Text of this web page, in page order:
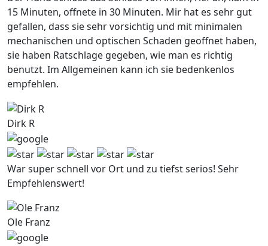
15 Minuten, offnete in 30 Minuten. Mir hat es sehr gut
gefallen, dass sie sehr vorsichtig und mit minimalen
mechanischen und optischen Schaden geoffnet haben,
sie haben Ratschlage gegeben, wie man es richtig
benutzt. Im Allgemeinen kann ich sie bedenkenlos
empfehlen.
Dirk R
War super schnell vor Ort und zu tiefst serios! Sehr
Empfehlenswert!
Ole Franz